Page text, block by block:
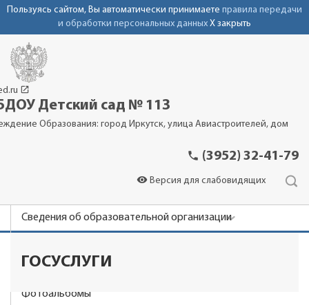
Пользуясь сайтом, Вы автоматически принимаете правила передачи
и обработки персональных данных X закрыть
launch
Детский сад № 113
Образования: город Иркутск, улица Авиастроителей, дом
phone (3952) 32-41-79
visibility Версия для слабовидящих
Сведения об образовательной организации
Родителям
Фотоальбомы
ГОСУСЛУГИ